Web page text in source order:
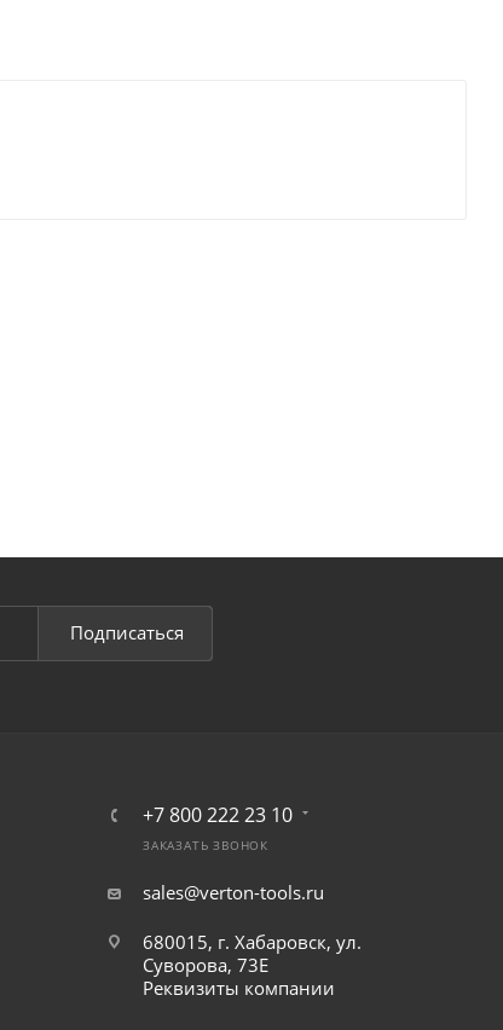
Подписаться
+7 800 222 23 10
ЗАКАЗАТЬ ЗВОНОК
sales@verton-tools.ru
680015, г. Хабаровск, ул.
Суворова, 73Е
Реквизиты компании